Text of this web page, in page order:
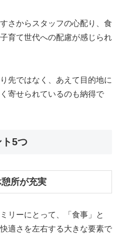
さからスタッフの心配り、食
育て世代への配慮が感じられ
先ではなく、あえて目的地に
寄せられているのも納得で
5つ
所が充実
リーにとって、「食事」と
適さを左右する大きな要素で